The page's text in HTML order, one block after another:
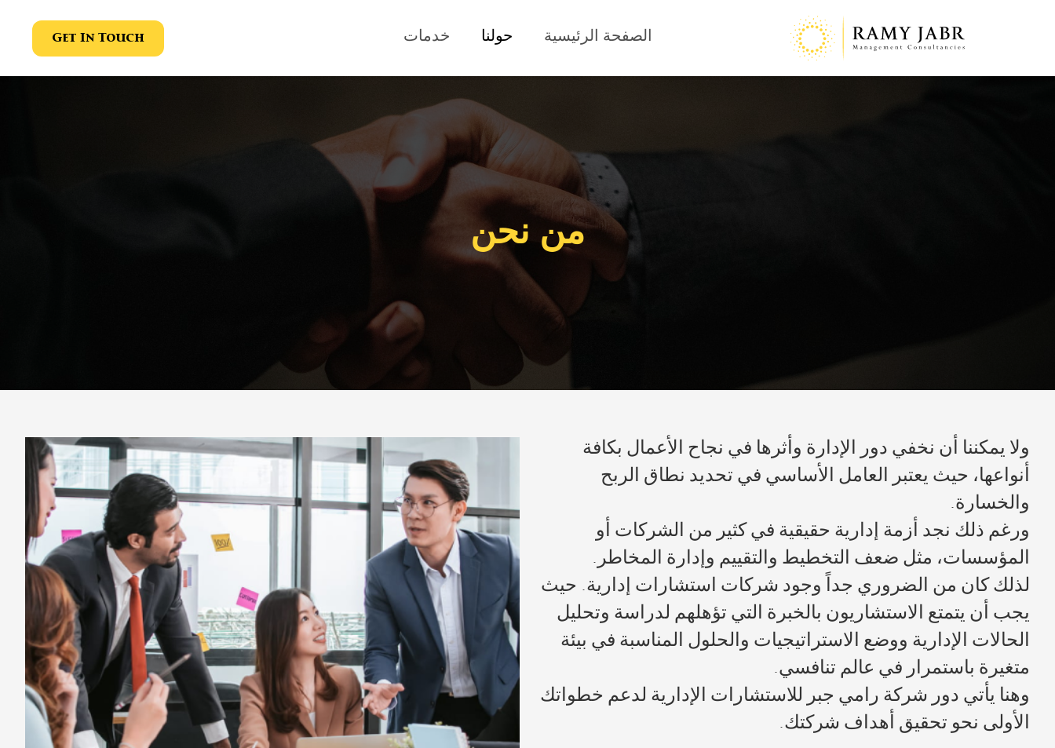
الصفحة الرئيسية حولنا خدمات Get In Touch
من نحن
ولا يمكننا أن نخفي دور الإدارة وأثرها في نجاح الأعمال بكافة
أنواعها، حيث يعتبر العامل الأساسي في تحديد نطاق الربح
والخسارة.
ورغم ذلك نجد أزمة إدارية حقيقية في كثير من الشركات أو
المؤسسات، مثل ضعف التخطيط والتقييم وإدارة المخاطر.
لذلك كان من الضروري جداً وجود شركات استشارات إدارية. حيث
يجب أن يتمتع الاستشاريون بالخبرة التي تؤهلهم لدراسة وتحليل
الحالات الإدارية ووضع الاستراتيجيات والحلول المناسبة في بيئة
متغيرة باستمرار في عالم تنافسي.
وهنا يأتي دور شركة رامي جبر للاستشارات الإدارية لدعم خطواتك
الأولى نحو تحقيق أهداف شركتك.